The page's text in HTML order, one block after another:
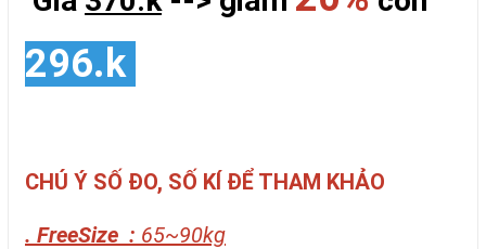
296.k
CHÚ Ý SỐ ĐO, SỐ KÍ ĐỂ THAM KHẢO
. FreeSize : 65~90kg